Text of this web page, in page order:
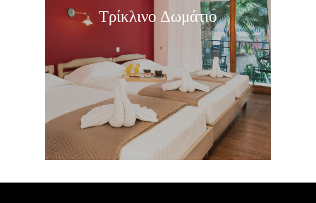
Τρίκλινο Δωμάτιο